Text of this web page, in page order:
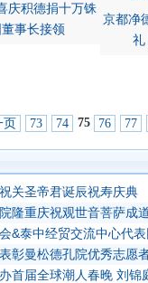
庆积德捐十万铢
事长接领
京都净
页 73 74 75 76 77
关圣帝君诞辰祝寿庆典
隆重庆祝观世音菩萨成
&泰中经贸交流中心代
彰曼松德孔院优秀志愿者
首届全球潮人春晚 刘锦